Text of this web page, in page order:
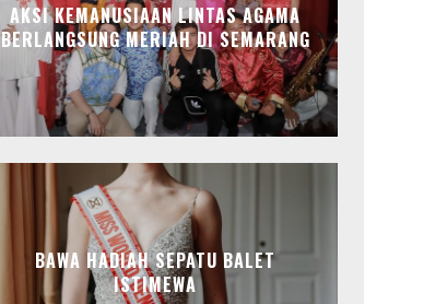
AKSI KEMANUSIAAN LINTAS AGAMA
BERLANGSUNG MERIAH DI SEMARANG
BAWA HADIAH SEPATU BALET
ISTIMEWA